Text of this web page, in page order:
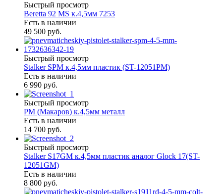
Быстрый просмотр
Beretta 92 MS к.4,5мм 7253
Есть в наличии
49 500 руб.
Быстрый просмотр
Stalker SPM к.4,5мм пластик (ST-12051PM)
Есть в наличии
6 990 руб.
Быстрый просмотр
PM (Макаров) к.4,5мм металл
Есть в наличии
14 700 руб.
Быстрый просмотр
Stalker S17GM к.4,5мм пластик аналог Glock 17(ST-
12051GM)
Есть в наличии
8 800 руб.